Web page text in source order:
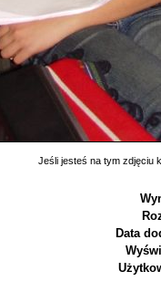
Jeśli jesteś na tym zdjęciu
Data